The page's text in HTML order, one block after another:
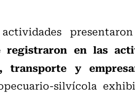
presentaron
registraron en las
transporte y
silvícola